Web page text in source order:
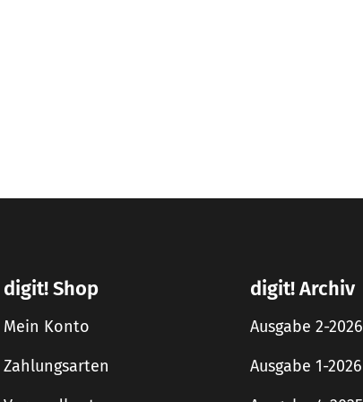
digit! Shop
Mein Konto
Zahlungsarten
digit! Archiv
Ausgabe 2-2026
Ausgabe 1-2026